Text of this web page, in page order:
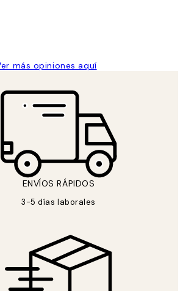
más opiniones aquí
ENVÍOS RÁPIDOS
3-5 días laborales